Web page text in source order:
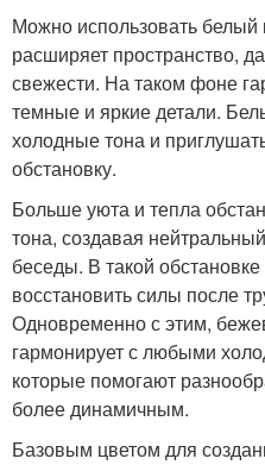
Можно использовать белый
расширяет пространство,
свежести. На таком фоне
темные и яркие детали.
холодные тона и
обстановку.
Больше уюта и тепла
тона, создавая
беседы. В такой
восстановить силы после
Одновременно с этим,
гармонирует с любыми
которые помогают
более динамичным.
Базовым цветом для